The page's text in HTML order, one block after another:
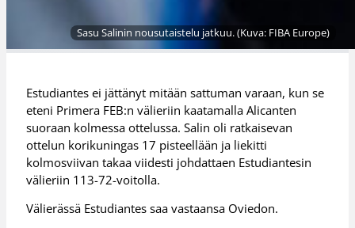
Sasu Salinin nousutaistelu jatkuu. (Kuva: FIBA Europe)
Estudiantes ei jättänyt mitään sattuman varaan, kun se
eteni Primera FEB:n välieriin kaatamalla Alicanten
suoraan kolmessa ottelussa. Salin oli ratkaisevan
ottelun korikuningas 17 pisteellään ja liekitti
kolmosviivan takaa viidesti johdattaen Estudiantesin
välieriin 113-72-voitolla.
Välierässä Estudiantes saa vastaansa Oviedon.